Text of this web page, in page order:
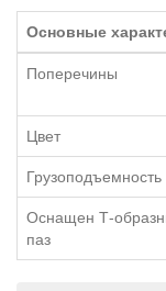
Основные
Поперечины
Цвет
Грузоподъемность
Оснащен Т-
паз